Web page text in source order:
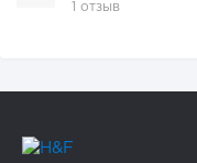
1 отзыв